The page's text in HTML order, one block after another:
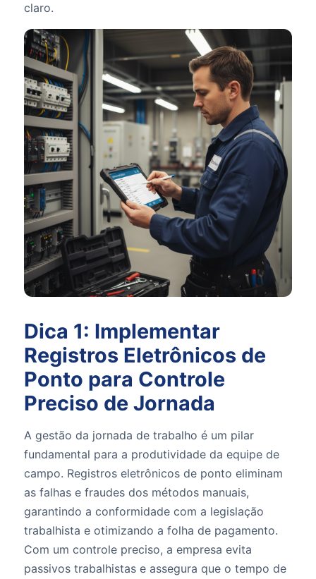
claro.
Dica 1: Implementar
Registros Eletrônicos de
Ponto para Controle
Preciso de Jornada
A gestão da jornada de trabalho é um pilar
fundamental para a produtividade da equipe de
campo. Registros eletrônicos de ponto eliminam
as falhas e fraudes dos métodos manuais,
garantindo a conformidade com a legislação
trabalhista e otimizando a folha de pagamento.
Com um controle preciso, a empresa evita
passivos trabalhistas e assegura que o tempo de